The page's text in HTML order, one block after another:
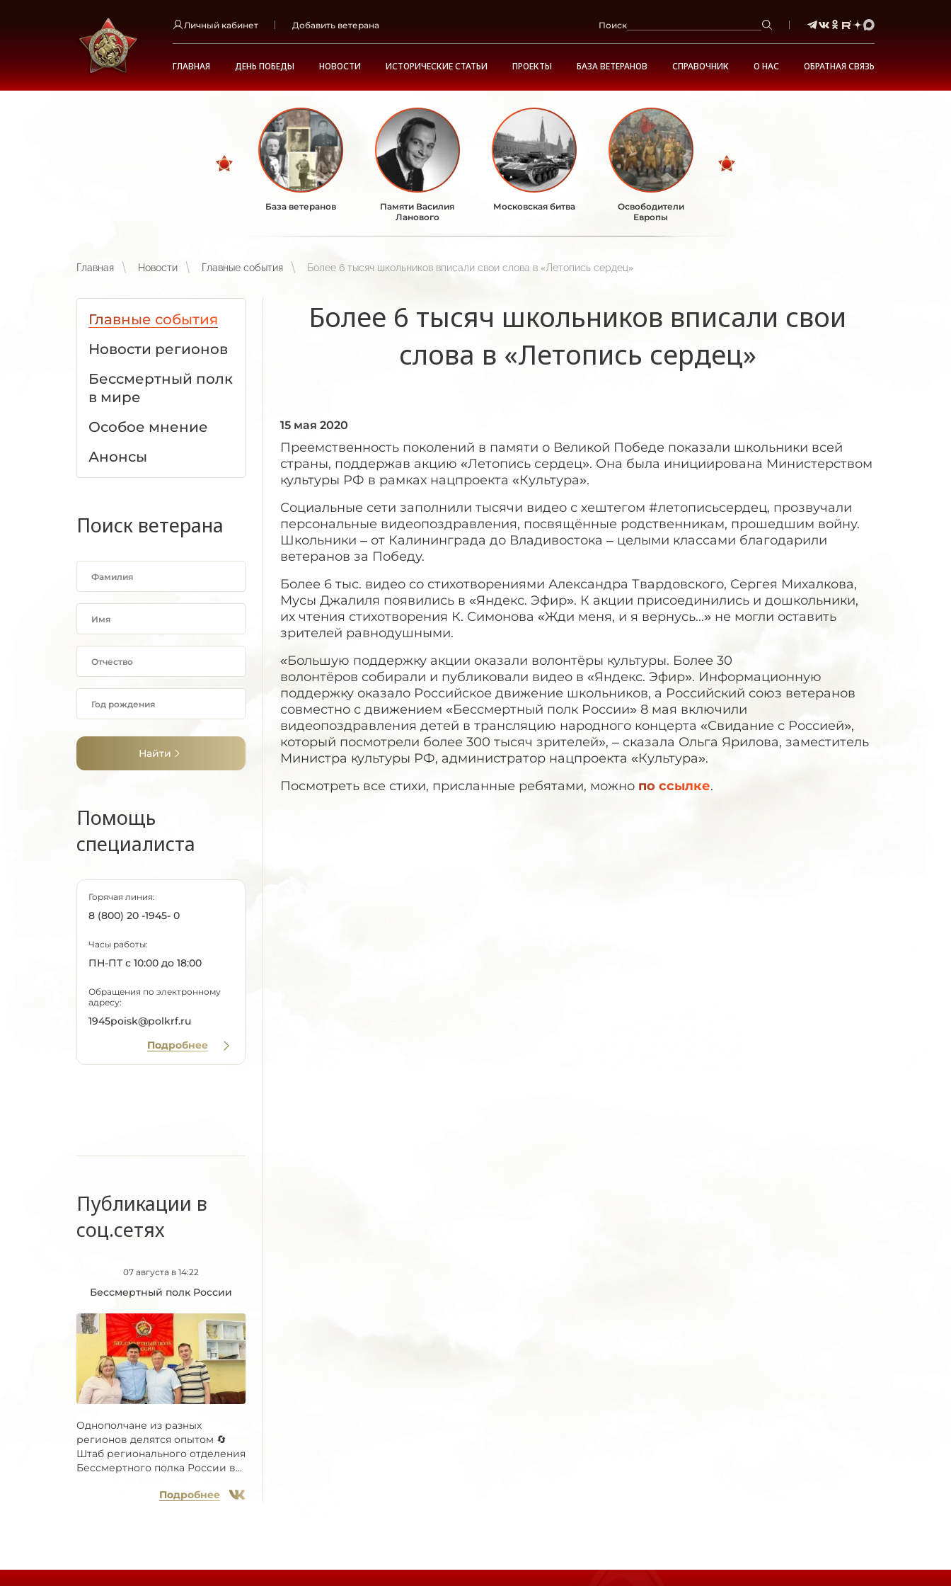
Личный кабинет Добавить ветерана Поиск
ГЛАВНАЯ ДЕНЬ ПОБЕДЫ НОВОСТИ ИСТОРИЧЕСКИЕ СТАТЬИ ПРОЕКТЫ БАЗА ВЕТЕРАНОВ СПРАВОЧНИК О НАС ОБРАТНАЯ СВЯЗЬ
База ветеранов
Памяти Василия
Ланового
Московская битва
Освободители
Европы
Главная Новости Главные события Более 6 тысяч школьников вписали свои слова в «Летопись сердец»
Главные события
Новости регионов
Бессмертный полк
в мире
Особое мнение
Анонсы
Поиск ветерана
Найти
Помощь
специалиста
Горячая линия:
8 (800) 20 -1945- 0
Часы работы:
ПН-ПТ с 10:00 до 18:00
Обращения по электронному
адресу:
1945poisk@polkrf.ru
Подробнее
Публикации в
соц.сетях
07 августа в 14:22
Бессмертный полк России
Однополчане из разных
регионов делятся опытом 🔄
Штаб регионального отделения
Бессмертного полка России в...
Подробнее
Более 6 тысяч школьников вписали свои
слова в «Летопись сердец»
15 мая 2020
Преемственность поколений в памяти о Великой Победе показали школьники всей
страны, поддержав акцию «Летопись сердец». Она была инициирована Министерством
культуры РФ в рамках нацпроекта «Культура».
Социальные сети заполнили тысячи видео с хештегом #летописьсердец, прозвучали
персональные видеопоздравления, посвящённые родственникам, прошедшим войну.
Школьники – от Калининграда до Владивостока – целыми классами благодарили
ветеранов за Победу.
Более 6 тыс. видео со стихотворениями Александра Твардовского, Сергея Михалкова,
Мусы Джалиля появились в «Яндекс. Эфир». К акции присоединились и дошкольники,
их чтения стихотворения К. Симонова «Жди меня, и я вернусь...» не могли оставить
зрителей равнодушными.
«Большую поддержку акции оказали волонтёры культуры. Более 30
волонтёров собирали и публиковали видео в «Яндекс. Эфир». Информационную
поддержку оказало Российское движение школьников, а Российский союз ветеранов
совместно с движением «Бессмертный полк России» 8 мая включили
видеопоздравления детей в трансляцию народного концерта «Свидание с Россией»,
который посмотрели более 300 тысяч зрителей», – сказала Ольга Ярилова, заместитель
Министра культуры РФ, администратор нацпроекта «Культура».
Посмотреть все стихи, присланные ребятами, можно по ссылке.